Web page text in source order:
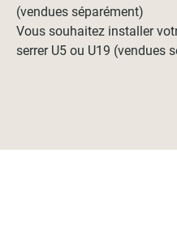
(vendues séparément)
Vous souhaitez installer
serrer U5 ou U19 (vendues